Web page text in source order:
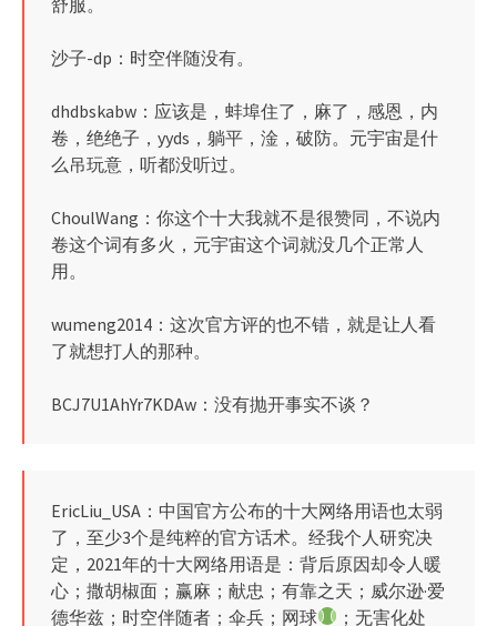
沙子-dp：时空伴随没有。
dhdbskabw：应该是，蚌埠住了，麻了，感恩，内
卷，绝绝子，yyds，躺平，淦，破防。元宇宙是什
么吊玩意，听都没听过。
ChoulWang：你这个十大我就不是很赞同，不说内
卷这个词有多火，元宇宙这个词就没几个正常人
用。
wumeng2014：这次官方评的也不错，就是让人看
了就想打人的那种。
BCJ7U1AhYr7KDAw：没有抛开事实不谈？
EricLiu_USA：中国官方公布的十大网络用语也太弱
了，至少3个是纯粹的官方话术。经我个人研究决
定，2021年的十大网络用语是：背后原因却令人暖
心；撒胡椒面；赢麻；献忠；有靠之天；威尔逊·爱
德华兹；时空伴随者；伞兵；网球
；无害化处